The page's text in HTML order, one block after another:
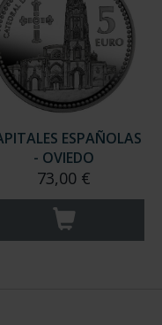
ESPAÑOLAS
- OVIEDO
73,00 €